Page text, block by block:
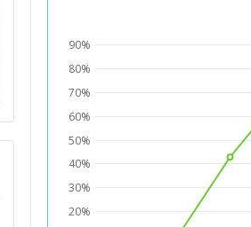
20%
30%
40%
50%
60%
70%
80%
90%